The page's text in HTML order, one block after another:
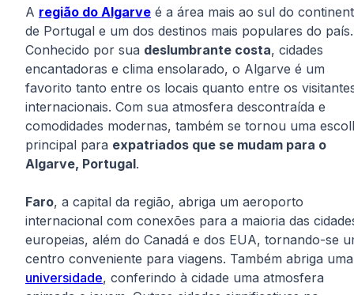
A região do Algarve é a área mais ao sul do
de Portugal e um dos destinos mais populares do país.
Conhecido por sua deslumbrante costa, cidades
encantadoras e clima ensolarado, o Algarve é um
favorito tanto entre os locais quanto entre os
internacionais. Com sua atmosfera descontraída e
comodidades modernas, também se tornou uma
principal para expatriados que se mudam para o
Algarve, Portugal.
Faro, a capital da região, abriga um aeroporto
internacional com conexões para a maioria das
europeias, além do Canadá e dos EUA, tornando-se
centro conveniente para viagens. Também abriga uma
universidade, conferindo à cidade uma atmosfera